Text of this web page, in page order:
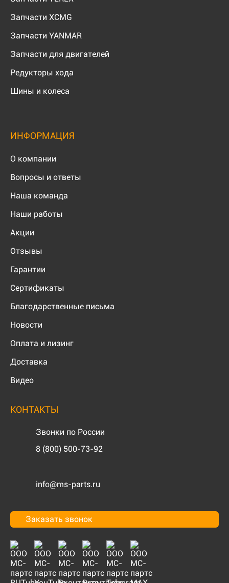
Запчасти XCMG
Запчасти YANMAR
Запчасти для двигателей
Редукторы хода
Шины и колеса
ИНФОРМАЦИЯ
О компании
Вопросы и ответы
Наша команда
Наши работы
Акции
Отзывы
Гарантии
Сертификаты
Благодарственные письма
Новости
Оплата и лизинг
Доставка
Видео
КОНТАКТЫ
Звонки по России
8 (800) 500-73-92
info@ms-parts.ru
Заказать звонок